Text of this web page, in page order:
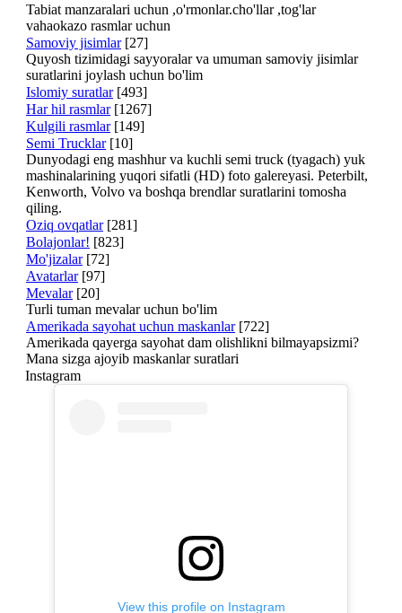
Tabiat manzaralari uchun ,o'rmonlar.cho'llar ,tog'lar
vahaokazo rasmlar uchun
Samoviy jisimlar [27]
Quyosh tizimidagi sayyoralar va umuman samoviy jisimlar
suratlarini joylash uchun bo'lim
Islomiy suratlar [493]
Har hil rasmlar [1267]
Kulgili rasmlar [149]
Semi Trucklar [10]
Dunyodagi eng mashhur va kuchli semi truck (tyagach) yuk
mashinalarining yuqori sifatli (HD) foto galereyasi. Peterbilt,
Kenworth, Volvo va boshqa brendlar suratlarini tomosha
qiling.
Oziq ovqatlar [281]
Bolajonlar! [823]
Mo'jizalar [72]
Avatarlar [97]
Mevalar [20]
Turli tuman mevalar uchun bo'lim
Amerikada sayohat uchun maskanlar [722]
Amerikada qayerga sayohat dam olishlikni bilmayapsizmi?
Mana sizga ajoyib maskanlar suratlari
Instagram
View this profile on Instagram